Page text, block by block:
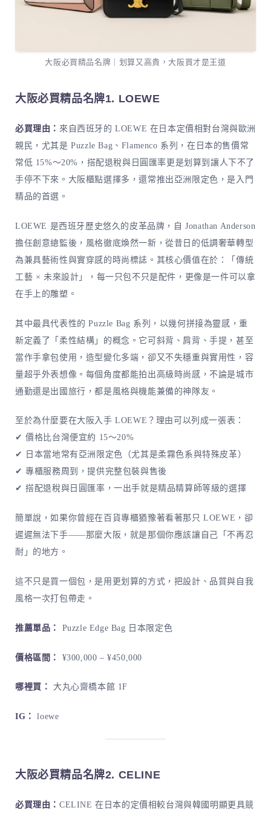
大阪必買精品名牌｜划算又高貴，大阪買才是王道
大阪必買精品名牌1. LOEWE
必買理由： 來自西班牙的 LOEWE 在日本定價相對台灣與歐洲
親民，尤其是 Puzzle Bag、Flamenco 系列，在日本的售價常
常低 15%～20%，搭配退稅與日圓匯率更是划算到讓人下不了
手停不下來。大阪櫃點選擇多，還常推出亞洲限定色，是入門
精品的首選。
LOEWE 是西班牙歷史悠久的皮革品牌，自 Jonathan Anderson
擔任創意總監後，風格徹底煥然一新，從昔日的低調奢華轉型
為兼具藝術性與實穿感的時尚標誌。其核心價值在於：「傳統
工藝 × 未來設計」，每一只包不只是配件，更像是一件可以拿
在手上的雕塑。
其中最具代表性的 Puzzle Bag 系列，以幾何拼接為靈感，重
新定義了「柔性結構」的概念。它可斜背、肩背、手提，甚至
當作手拿包使用，造型變化多端，卻又不失穩重與實用性，容
量超乎外表想像。每個角度都能拍出高級時尚感，不論是城市
通勤還是出國旅行，都是風格與機能兼備的神隊友。
至於為什麼要在大阪入手 LOEWE？理由可以列成一張表：
✔ 價格比台灣便宜約 15～20%
✔ 日本當地常有亞洲限定色（尤其是柔霧色系與特殊皮革）
✔ 專櫃服務周到，提供完整包裝與售後
✔ 搭配退稅與日圓匯率，一出手就是精品精算師等級的選擇
簡單說，如果你曾經在百貨專櫃猶豫著看著那只 LOEWE，卻
遲遲無法下手——那麼大阪，就是那個你應該讓自己「不再忍
耐」的地方。
這不只是買一個包，是用更划算的方式，把設計、品質與自我
風格一次打包帶走。
推薦單品： Puzzle Edge Bag 日本限定色
價格區間： ¥300,000 – ¥450,000
哪裡買： 大丸心齋橋本館 1F
IG： loewe
大阪必買精品名牌2. CELINE
必買理由： CELINE 在日本的定價相較台灣與韓國明顯更具競